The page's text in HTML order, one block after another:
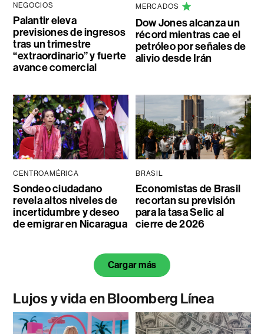
NEGOCIOS
Palantir eleva
previsiones de ingresos
tras un trimestre
“extraordinario” y fuerte
avance comercial
MERCADOS
Dow Jones alcanza un
récord mientras cae el
petróleo por señales de
alivio desde Irán
CENTROAMÉRICA
Sondeo ciudadano
revela altos niveles de
incertidumbre y deseo
de emigrar en Nicaragua
BRASIL
Economistas de Brasil
recortan su previsión
para la tasa Selic al
cierre de 2026
Cargar más
Lujos y vida en Bloomberg Línea